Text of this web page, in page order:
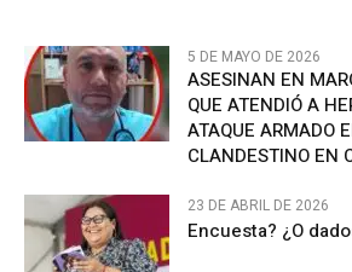
5 DE MAYO DE 2026
ASESINAN EN
QUE ATENDIÓ A
ATAQUE ARMADO
CLANDESTINO EN
23 DE ABRIL DE 2026
Encuesta? ¿O